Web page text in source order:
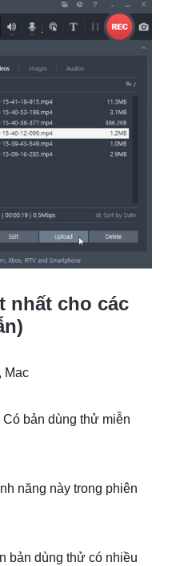
nhất cho các
Mac
bản dùng thử miễn
năng này trong phiên
bản dùng thử có nhiều